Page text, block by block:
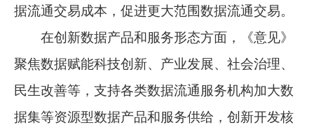
据流通交易成本，促进更大范围数据流通交易。
在创新数据产品和服务形态方面，《意见》
聚焦数据赋能科技创新、产业发展、社会治理、
民生改善等，支持各类数据流通服务机构加大数
据集等资源型数据产品和服务供给，创新开发核